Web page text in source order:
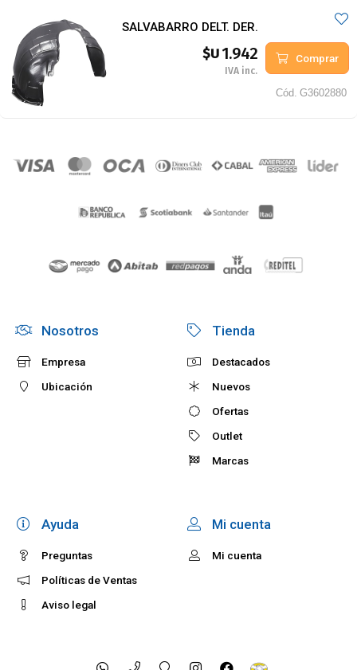
SALVABARRO DELT. DER.
$U1.942
IVA inc.
Comprar
Cód. G3602880
Nosotros
Empresa
Ubicación
Tienda
Destacados
Nuevos
Ofertas
Outlet
Marcas
Ayuda
Preguntas
Políticas de Ventas
Aviso legal
Mi cuenta
Mi cuenta